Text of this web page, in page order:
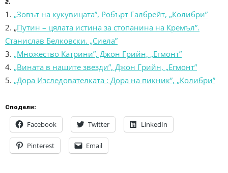
1. „Зовът на кукувицата”, Робърт Галбрейт, „Колибри”
2. „Путин – цялата истина за стопанина на Кремъл”.
Станислав Белковски. „Сиела”
3. „Множество Катрини”, Джон Грийн, „Егмонт”
4. „Вината в нашите звезди”, Джон Грийн, „Егмонт”
5. „Дора Изследователката : Дора на пикник”, „Колибри”
Сподели:
Facebook Twitter LinkedIn
Pinterest Email